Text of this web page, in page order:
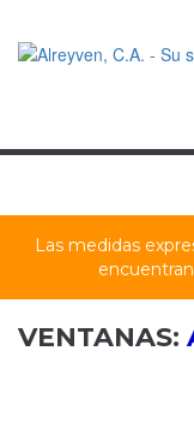
Las medidas
VENTANAS: